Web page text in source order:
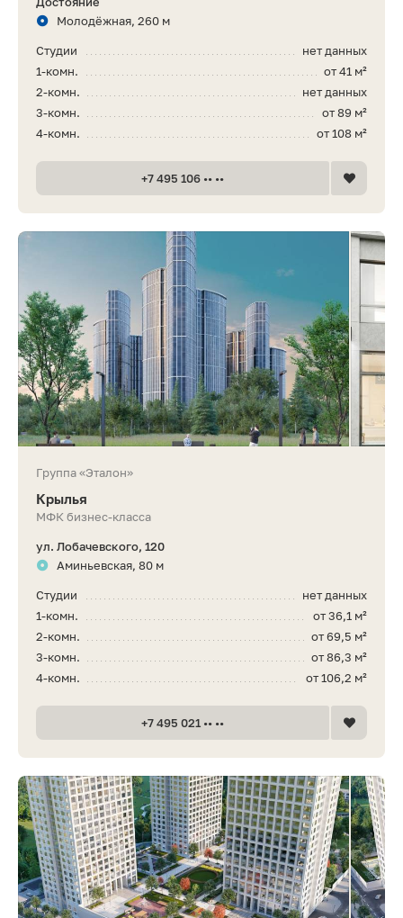
Молодёжная, 260 м
нет данных
Студии
от 41 м²
1-комн.
нет данных
2-комн.
от 89 м²
3-комн.
от 108 м²
4-комн.
+7 495 106 •• ••
Группа «Эталон»
Крылья
МФК бизнес-класса
ул. Лобачевского, 120
Аминьевская, 80 м
нет данных
Студии
от 36,1 м²
1-комн.
от 69,5 м²
2-комн.
от 86,3 м²
3-комн.
от 106,2 м²
4-комн.
+7 495 021 •• ••